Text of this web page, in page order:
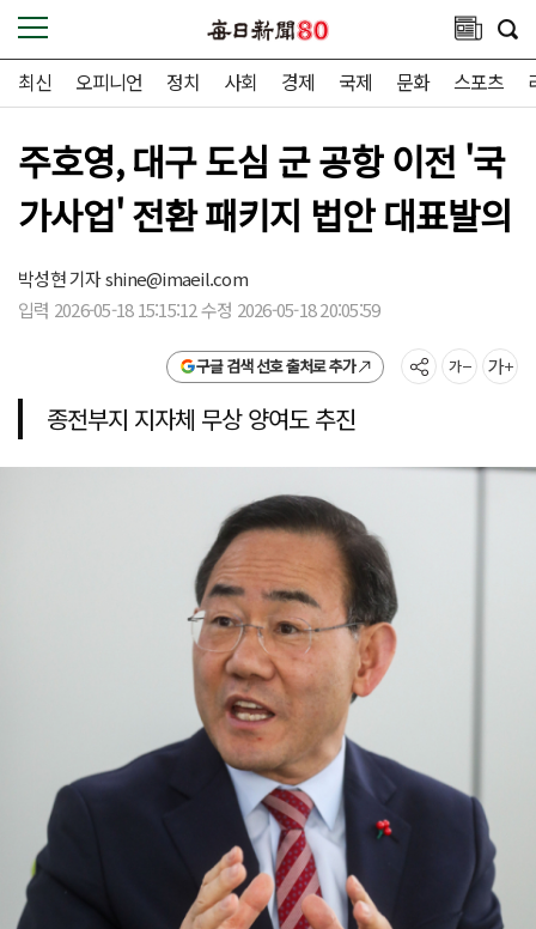
최신 오피니언 정치 사회 경제 국제 문화 스포츠
주호영, 대구 도심 군 공항 이전 '국
가사업' 전환 패키지 법안 대표발의
박성현 기자shine@imaeil.com
입력 2026-05-18 15:15:12 수정 2026-05-18 20:05:59
구글 검색 선호 출처로 추가
종전부지 지자체 무상 양여도 추진